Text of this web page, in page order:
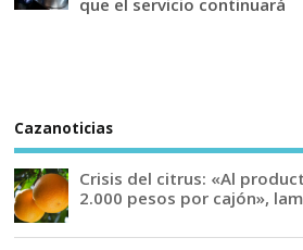
Cazanoticias
Crisis del citrus: «Al
2.000 pesos por cajón»,